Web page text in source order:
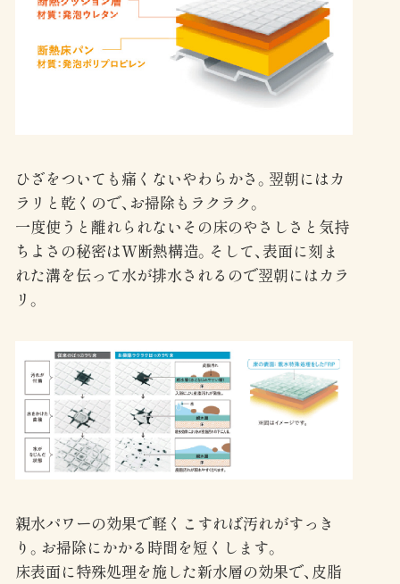
ひざをついても痛くないやわらかさ。翌朝にはカ
ラリと乾くので、お掃除もラクラク。
一度使うと離れられないその床のやさしさと気持
ちよさの秘密はW断熱構造。そして、表面に刻ま
れた溝を伝って水が排水されるので翌朝にはカラ
リ。
親水パワーの効果で軽くこすれば汚れがすっき
り。お掃除にかかる時間を短くします。
床表面に特殊処理を施した新水層の効果で、皮脂